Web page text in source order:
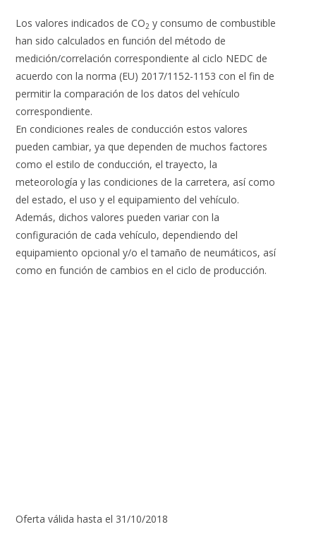
Los valores indicados de CO2 y consumo de combustible
han sido calculados en función del método de
medición/correlación correspondiente al ciclo NEDC de
acuerdo con la norma (EU) 2017/1152-1153 con el fin de
permitir la comparación de los datos del vehículo
correspondiente.
En condiciones reales de conducción estos valores
pueden cambiar, ya que dependen de muchos factores
como el estilo de conducción, el trayecto, la
meteorología y las condiciones de la carretera, así como
del estado, el uso y el equipamiento del vehículo.
Además, dichos valores pueden variar con la
configuración de cada vehículo, dependiendo del
equipamiento opcional y/o el tamaño de neumáticos, así
como en función de cambios en el ciclo de producción.
Oferta válida hasta el 31/10/2018